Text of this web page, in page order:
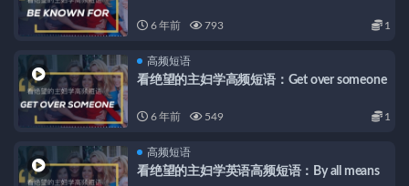
6 年前 793 1
高频短语
看绝望的主妇学高频短语：Get over someone
6 年前 549 1
高频短语
看绝望的主妇学英语高频短语：By all means